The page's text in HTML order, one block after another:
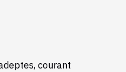
courant